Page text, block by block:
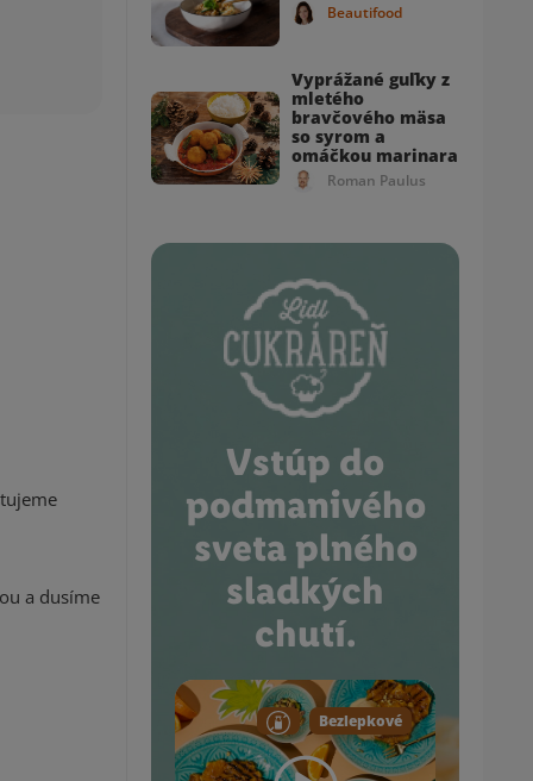
a dusíme
Beautifood
Vyprážané guľky z
mletého
bravčového mäsa
so syrom a
omáčkou marinara
Roman Paulus
Vstúp do
podmanivého
sveta plného
sladkých
chutí.
Bezlepkové